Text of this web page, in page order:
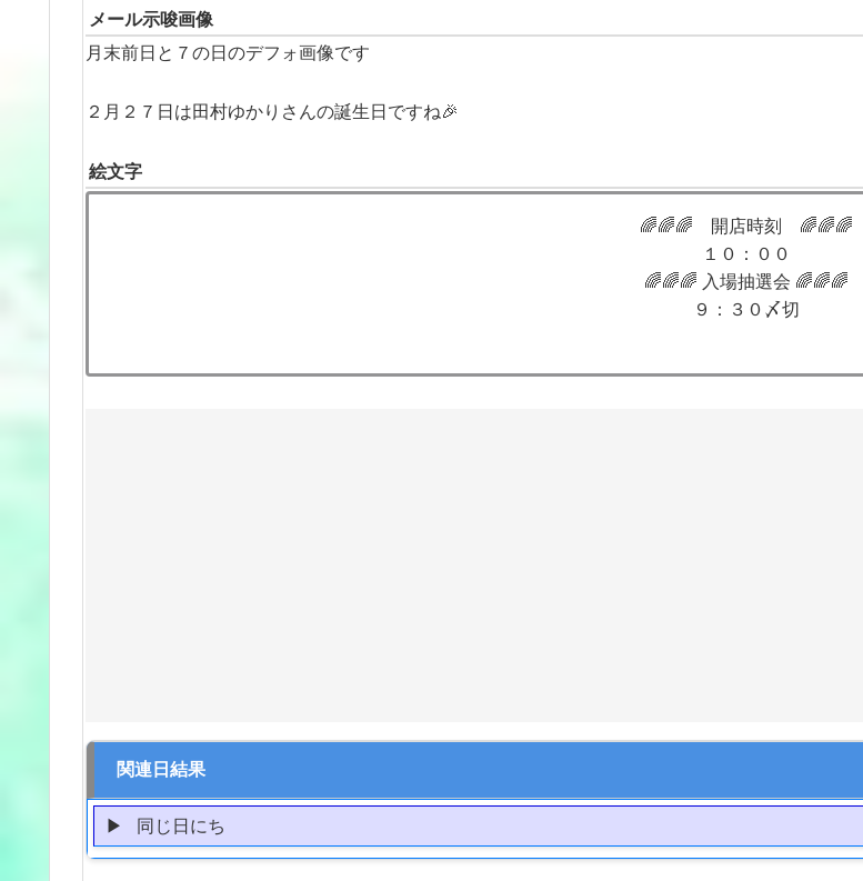
メール示唆画像
月末前日と７の日のデフォ画像です
２月２７日は田村ゆかりさんの誕生日ですね🎉
絵文字
🌈🌈🌈 開店時刻 🌈🌈🌈
１０：００
🌈🌈🌈 入場抽選会 🌈🌈🌈
９：３０〆切
関連日結果
同じ日にち